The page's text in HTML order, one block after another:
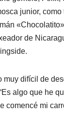
junior, como
de
muy difícil de
algo que he
comencé mi